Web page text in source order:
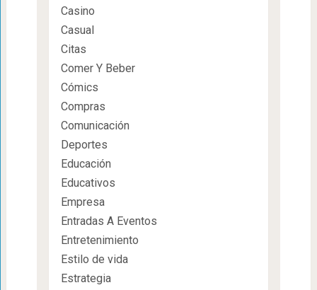
Casino
Casual
Citas
Comer Y Beber
Cómics
Compras
Comunicación
Deportes
Educación
Educativos
Empresa
Entradas A Eventos
Entretenimiento
Estilo de vida
Estrategia